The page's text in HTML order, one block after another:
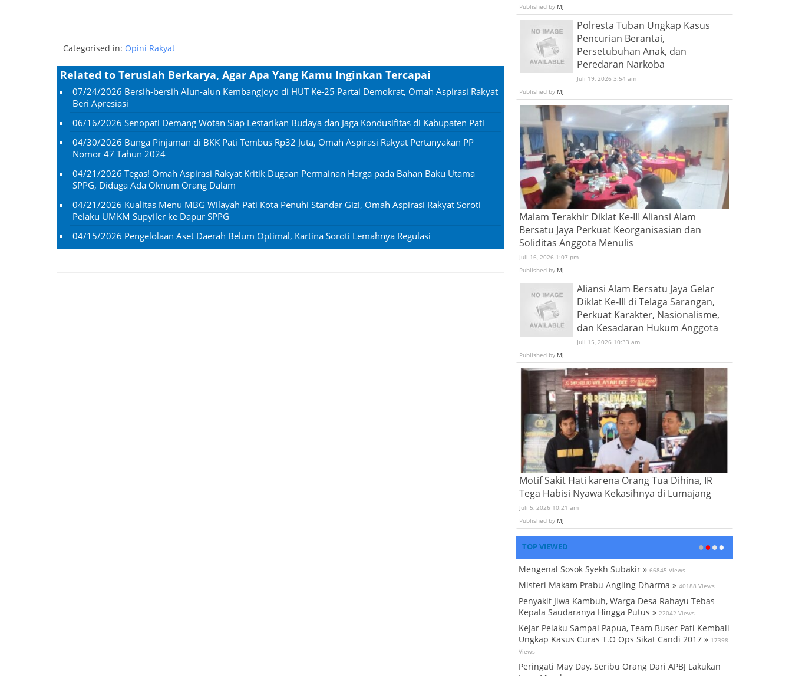
Categorised in: Opini Rakyat
Related to Teruslah Berkarya, Agar Apa Yang Kamu Inginkan Tercapai
07/24/2026 Bersih-bersih Alun-alun Kembangjoyo di HUT Ke-25 Partai Demokrat, Omah Aspirasi Rakyat
Beri Apresiasi
06/16/2026 Senopati Demang Wotan Siap Lestarikan Budaya dan Jaga Kondusifitas di Kabupaten Pati
04/30/2026 Bunga Pinjaman di BKK Pati Tembus Rp32 Juta, Omah Aspirasi Rakyat Pertanyakan PP
Nomor 47 Tahun 2024
04/21/2026 Tegas! Omah Aspirasi Rakyat Kritik Dugaan Permainan Harga pada Bahan Baku Utama
SPPG, Diduga Ada Oknum Orang Dalam
04/21/2026 Kualitas Menu MBG Wilayah Pati Kota Penuhi Standar Gizi, Omah Aspirasi Rakyat Soroti
Pelaku UMKM Supyiler ke Dapur SPPG
04/15/2026 Pengelolaan Aset Daerah Belum Optimal, Kartina Soroti Lemahnya Regulasi
Published by MJ
Polresta Tuban Ungkap Kasus
Pencurian Berantai,
Persetubuhan Anak, dan
Peredaran Narkoba
Juli 19, 2026 3:54 am
Published by MJ
Malam Terakhir Diklat Ke-III Aliansi Alam
Bersatu Jaya Perkuat Keorganisasian dan
Soliditas Anggota Menulis
Juli 16, 2026 1:07 pm
Published by MJ
Aliansi Alam Bersatu Jaya Gelar
Diklat Ke-III di Telaga Sarangan,
Perkuat Karakter, Nasionalisme,
dan Kesadaran Hukum Anggota
Juli 15, 2026 10:33 am
Published by MJ
Motif Sakit Hati karena Orang Tua Dihina, IR
Tega Habisi Nyawa Kekasihnya di Lumajang
Juli 5, 2026 10:21 am
Published by MJ
TOP VIEWED
Mengenal Sosok Syekh Subakir » 66845 Views
Misteri Makam Prabu Angling Dharma » 40188 Views
Penyakit Jiwa Kambuh, Warga Desa Rahayu Tebas
Kepala Saudaranya Hingga Putus » 22042 Views
Kejar Pelaku Sampai Papua, Team Buser Pati Kembali
Ungkap Kasus Curas T.O Ops Sikat Candi 2017 » 17398
Views
Peringati May Day, Seribu Orang Dari APBJ Lakukan